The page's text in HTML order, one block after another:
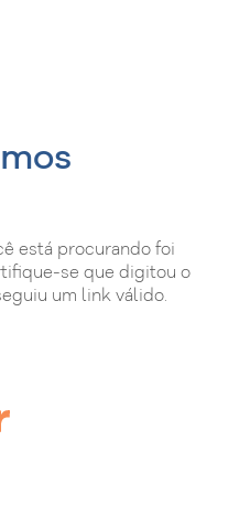
está procurando foi
se que digitou o
um link válido.